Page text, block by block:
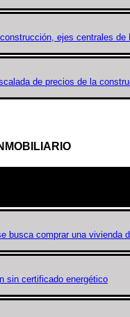
ejes centrales de
de precios de la
busca comprar una vivienda
sin certificado energético